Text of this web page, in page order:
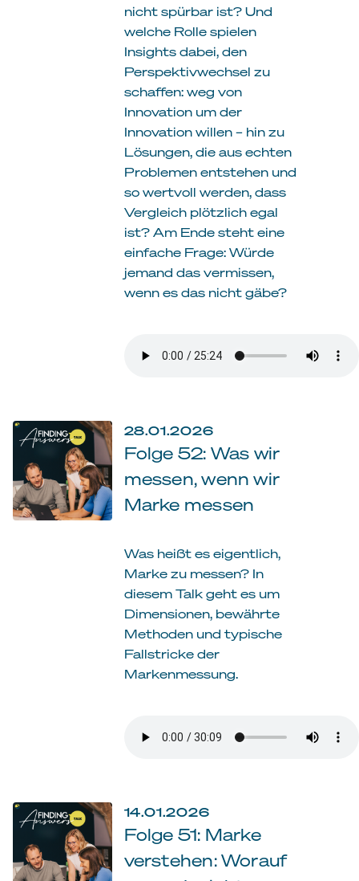
nicht spürbar ist? Und
welche Rolle spielen
Insights dabei, den
Perspektivwechsel zu
schaffen: weg von
Innovation um der
Innovation willen – hin zu
Lösungen, die aus echten
Problemen entstehen und
so wertvoll werden, dass
Vergleich plötzlich egal
ist? Am Ende steht eine
einfache Frage: Würde
jemand das vermissen,
wenn es das nicht gäbe?
28.01.2026
Folge 52: Was wir
messen, wenn wir
Marke messen
Was heißt es eigentlich,
Marke zu messen? In
diesem Talk geht es um
Dimensionen, bewährte
Methoden und typische
Fallstricke der
Markenmessung.
14.01.2026
Folge 51: Marke
verstehen: Worauf